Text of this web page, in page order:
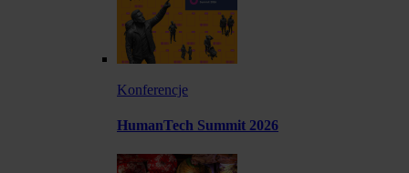
Konferencje
HumanTech Summit 2026